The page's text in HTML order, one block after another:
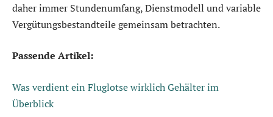
daher immer Stundenumfang, Dienstmodell und variable
Vergütungsbestandteile gemeinsam betrachten.
Passende Artikel:
Was verdient ein Fluglotse wirklich Gehälter im
Überblick